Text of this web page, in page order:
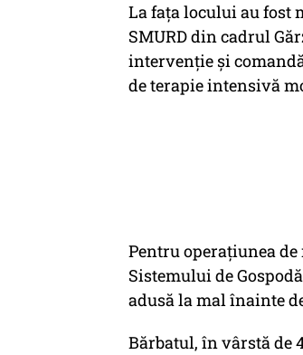
La faţa locului au fost
SMURD din cadrul
intervenţie şi
de terapie intensivă
Pentru operaţiunea
Sistemului de
adusă la mal înainte
Bărbatul, în vârstă de